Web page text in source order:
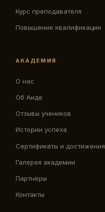
Курс преподавателя
Повышение квалификации
АКАДЕМИЯ
О нас
Об Аиде
Отзывы учеников
Истории успеха
Сертификаты и достижения
Галерея академии
Партнёры
Контакты